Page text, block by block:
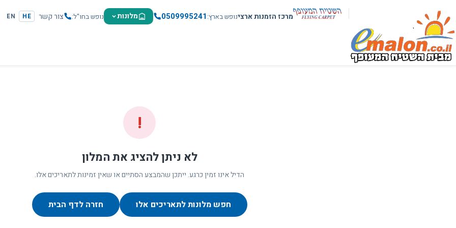
מרכז הזמנות ארצינופש בארץ 0509995241 מלונות נופש בחו"ל צור קשר HE
EN
!
לא ניתן להציג את המלון
הדיל אינו זמין כרגע. ייתכן שהמבצע הסתיים או שאין זמינות לתאריכים אלו.
חפש מלונות לתאריכים אלו חזרה לדף הבית